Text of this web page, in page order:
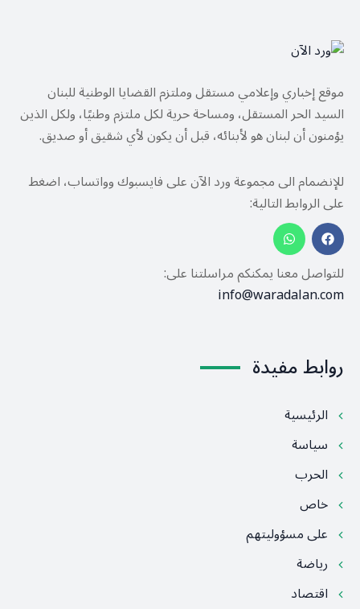
موقع إخباري وإعلامي مستقل وملتزم القضايا الوطنية للبنان
السيد الحر المستقل، ومساحة حرية لكل ملتزم وطنيًا، ولكل الذين
يؤمنون أن لبنان هو لأبنائه، قبل أن يكون لأي شقيق أو صديق.
للإنضمام الى مجموعة ورد الآن على فايسبوك وواتساب، اضغط
على الروابط التالية:
للتواصل معنا يمكنكم مراسلتنا على:
info@waradalan.com
روابط مفيدة
الرئيسية
سياسة
الحرب
خاص
على مسؤوليتهم
رياضة
اقتصاد